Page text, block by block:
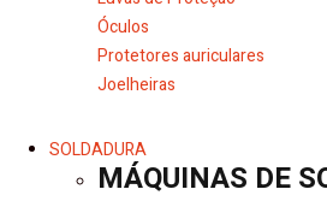
Óculos
Protetores auriculares
Joelheiras
SOLDADURA
MÁQUINAS DE